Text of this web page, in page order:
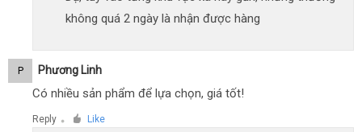
không quá 2 ngày là nhận được hàng
P Phương Linh
Có nhiều sản phẩm để lựa chọn, giá tốt!
Reply ● Like